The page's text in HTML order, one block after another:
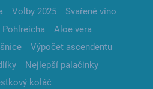
Volby 2025
Svařené víno
Pohlreicha
Aloe vera
Výpočet ascendentu
Nejlepší palačinky
koláč